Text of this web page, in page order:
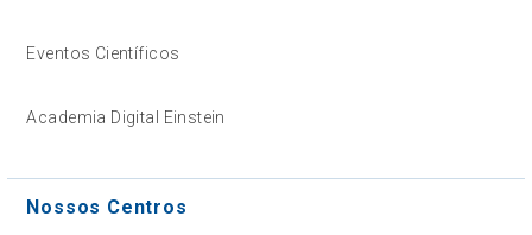
Eventos Científicos
Academia Digital Einstein
Nossos Centros